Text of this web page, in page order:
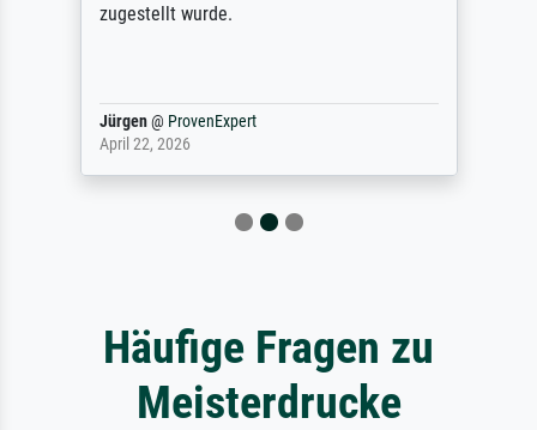
zugestellt wurde.
Jürgen@ ProvenExpert
April 22, 2026
Häufige Fragen zu
Meisterdrucke